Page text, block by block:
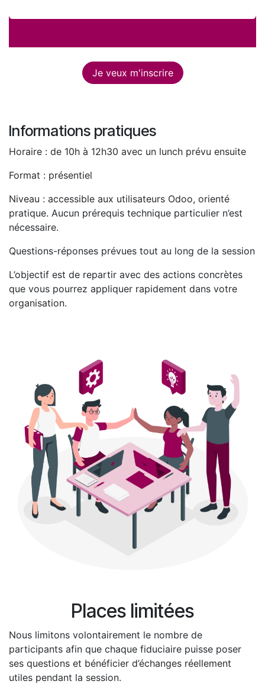
Je veux m'inscrire
Informations pratiques
Horaire : de 10h à 12h30 avec un lunch prévu ensuite
Format : présentiel
Niveau : accessible aux utilisateurs Odoo, orienté
pratique. Aucun prérequis technique particulier n’est
nécessaire.
Questions-réponses prévues tout au long de la session
L’objectif est de repartir avec des actions concrètes
que vous pourrez appliquer rapidement dans votre
organisation.
Places limitées
Nous limitons volontairement le nombre de
participants afin que chaque fiduciaire puisse poser
ses questions et bénéficier d’échanges réellement
utiles pendant la session.